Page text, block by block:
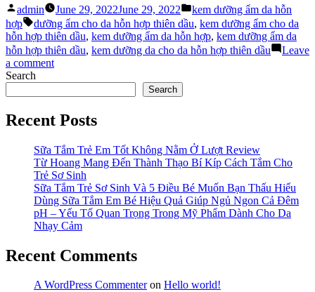
cùng
kem
dưỡng
ẩm
da
hợp
thiên
Posted
by
admin June 29, 2022June 29, 2022
Posted
in
kem dưỡng ẩm da hỗn
hợp
Tags:
dưỡng ẩm cho da hỗn hợp thiên dầu, kem dưỡng ẩm cho da
hỗn hợp thiên dầu, kem dưỡng ẩm da hỗn hợp, kem dưỡng ẩm da
hỗn hợp thiên dầu, kem dưỡng da cho da hỗn hợp thiên dầu
Leave
a commenton
cùng
kem
dưỡng
da
hỗn
hợp
thiên
dầu
Search
Search
Recent Posts
Sữa Tắm Trẻ Em Tốt Không Nằm Ở Lượt Review
Từ Hoang Mang Đến Thành Thạo Bí Kíp Cách Tắm Cho
Trẻ Sơ Sinh
Sữa Tắm Trẻ Sơ Sinh Và 5 Điều Bé Muốn Bạn Thấu Hiểu
Dùng Sữa Tắm Em Bé Hiệu Quả Giúp Ngủ Ngon Cả Đêm
pH – Yếu Tố Quan Trọng Trong Mỹ Phẩm Dành Cho Da
Nhạy Cảm
Recent Comments
A WordPress Commenteron Hello world!